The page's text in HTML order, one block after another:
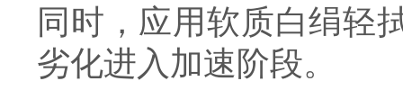
同时，应用软质白绢轻
劣化进入加速阶段。